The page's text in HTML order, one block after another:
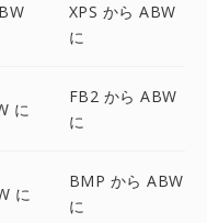
XPS から ABW
に
に
FB2 から ABW
に
に
BMP から ABW
に